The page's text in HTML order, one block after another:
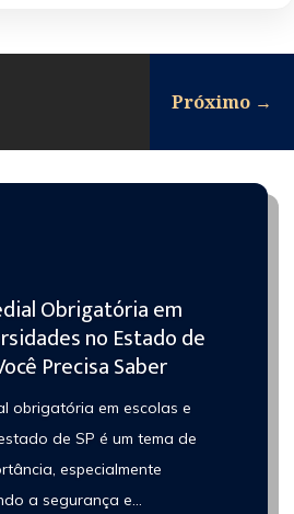
Próximo →
Obrigatória em
no Estado de
Precisa Saber
obrigatória em escolas e
de SP é um tema de
especialmente
a segurança e…